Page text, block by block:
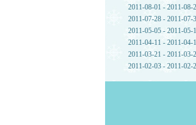
2011-08-01 - 2011-08-
2011-07-28 - 2011-07-
2011-05-05 - 2011-05-
2011-04-11 - 2011-04-
2011-03-21 - 2011-03-
2011-02-03 - 2011-02-